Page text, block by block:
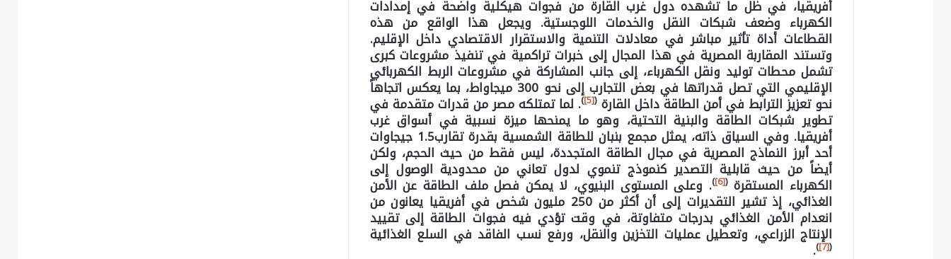
أفريقيا، في ظل ما تشهده دول غرب القارة من فجوات هيكلية واضحة في إمدادات
الكهرباء وضعف شبكات النقل والخدمات اللوجستية. ويجعل هذا الواقع من هذه
القطاعات أداة تأثير مباشر في معادلات التنمية والاستقرار الاقتصادي داخل الإقليم.
وتستند المقاربة المصرية في هذا المجال إلى خبرات تراكمية في تنفيذ مشروعات كبرى
تشمل محطات توليد ونقل الكهرباء، إلى جانب المشاركة في مشروعات الربط الكهربائي
الإقليمي التي تصل قدراتها في بعض التجارب إلى نحو 300 ميجاواط، بما يعكس اتجاهاً
نحو تعزيز الترابط في أمن الطاقة داخل القارة(
[5]
). لما تمتلكه مصر من قدرات متقدمة في
تطوير شبكات الطاقة والبنية التحتية، وهو ما يمنحها ميزة نسبية في أسواق غرب
أفريقيا. وفي السياق ذاته، يمثل مجمع بنبان للطاقة الشمسية بقدرة تقارب1.5 جيجاوات
أحد أبرز النماذج المصرية في مجال الطاقة المتجددة، ليس فقط من حيث الحجم، ولكن
أيضاً من حيث قابلية التصدير كنموذج تنموي لدول تعاني من محدودية الوصول إلى
الكهرباء المستقرة(
[6]
). وعلى المستوى البنيوي، لا يمكن فصل ملف الطاقة عن الأمن
الغذائي، إذ تشير التقديرات إلى أن أكثر من 250 مليون شخص في أفريقيا يعانون من
انعدام الأمن الغذائي بدرجات متفاوتة، في وقت تؤدي فيه فجوات الطاقة إلى تقييد
الإنتاج الزراعي، وتعطيل عمليات التخزين والنقل، ورفع نسب الفاقد في السلع الغذائية
(
[7]
)
.